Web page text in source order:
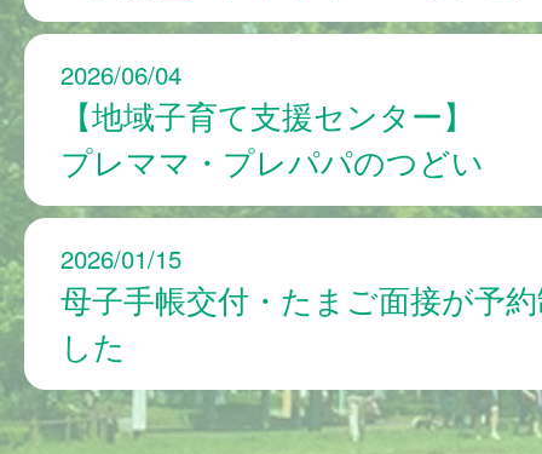
2026/06/04
【地域子育て支援センター】
プレママ・プレパパのつどい
2026/01/15
母子手帳交付・たまご面接が予
した